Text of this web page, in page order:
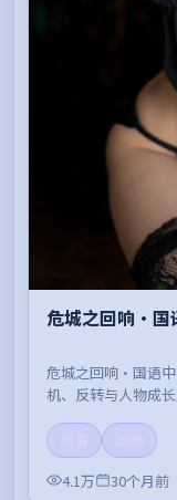
危城之回响·国
危城之回响·国语
机、反转与人物成
4.1万
30个月前